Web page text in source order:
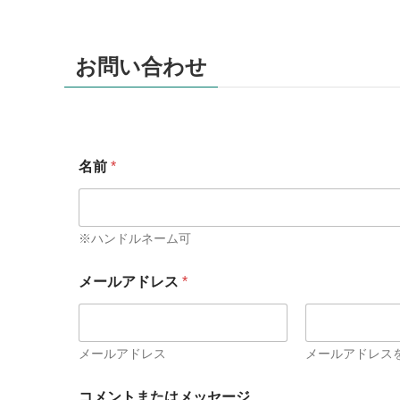
お問い合わせ
名前 *
※ハンドルネーム可
メールアドレス *
メールアドレス メールアドレス
コメントまたはメッセージ